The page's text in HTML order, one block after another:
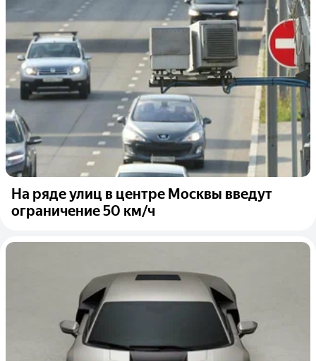
На ряде улиц в центре Москвы введут
ограничение 50 км/ч